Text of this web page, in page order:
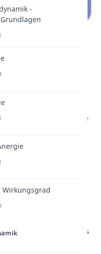
Prozess
zeigen wir dir, wie du
stellen wir dir
überaus interessante
Hier ein Video aus
anderen Bereich
-
Wirkungsgrad